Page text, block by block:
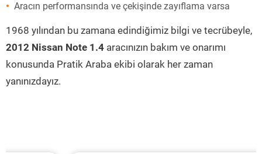
Aracın performansında ve çekişinde zayıflama varsa
1968 yılından bu zamana edindiğimiz bilgi ve tecrübeyle,
2012 Nissan Note 1.4 aracınızın bakım ve onarımı
konusunda Pratik Araba ekibi olarak her zaman
yanınızdayız.